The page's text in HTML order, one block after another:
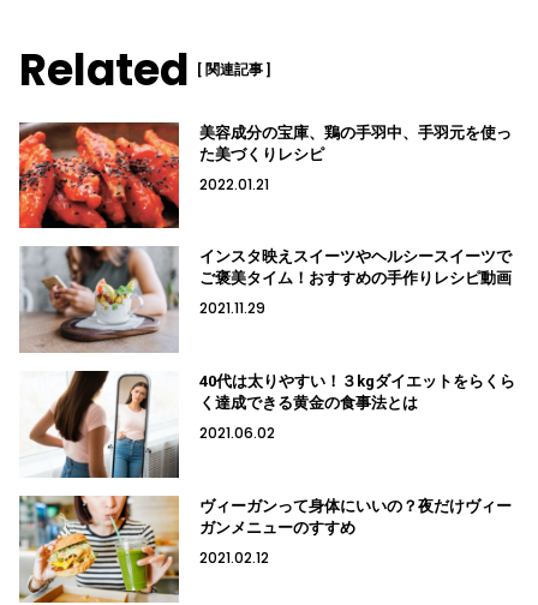
Related [ 関連記事 ]
美容成分の宝庫、鶏の手羽中、手羽元を使っ
た美づくりレシピ
2022.01.21
インスタ映えスイーツやヘルシースイーツで
ご褒美タイム！おすすめの手作りレシピ動画
2021.11.29
40代は太りやすい！３kgダイエットをらくら
く達成できる黄金の食事法とは
2021.06.02
ヴィーガンって身体にいいの？夜だけヴィー
ガンメニューのすすめ
2021.02.12